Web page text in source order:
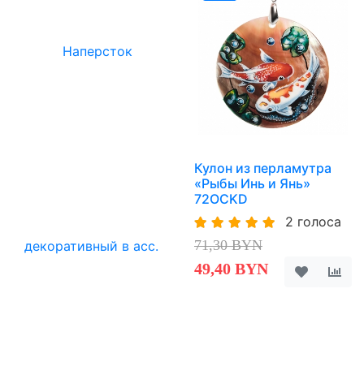
Кулон из перламутра
«Рыбы Инь и Янь»
72OCKD
2 голоса
71,30 BYN
49,40 BYN